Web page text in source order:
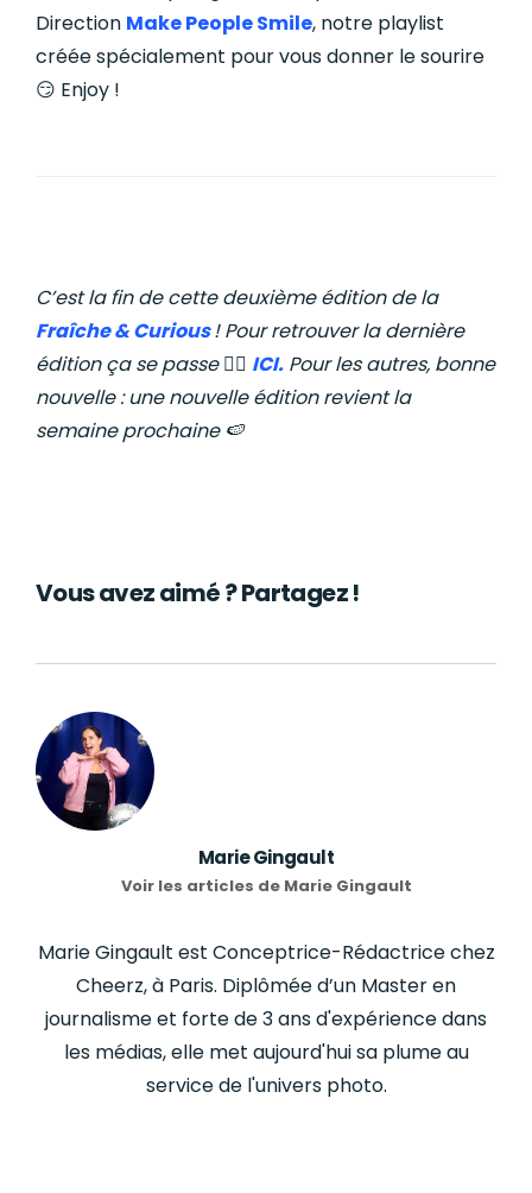
Direction Make People Smile, notre playlist
créée spécialement pour vous donner le sourire
😏 Enjoy !
C’est la fin de cette deuxième édition de la
Fraîche & Curious!Pour retrouver la dernière
édition ça se passe 👉🏼 ICI. Pour les autres, bonne
nouvelle : une nouvelle édition revient la
semaine prochaine 🍉
Vous avez aimé ? Partagez !
Marie Gingault
Voir les articles de Marie Gingault
Marie Gingault est Conceptrice-Rédactrice chez
Cheerz, à Paris. Diplômée d’un Master en
journalisme et forte de 3 ans d'expérience dans
les médias, elle met aujourd'hui sa plume au
service de l'univers photo.